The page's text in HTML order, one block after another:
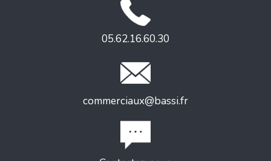
05.62.16.60.30
commerciaux@bassi.fr